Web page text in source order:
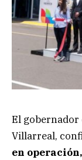
El gobernador
Villarreal,
en